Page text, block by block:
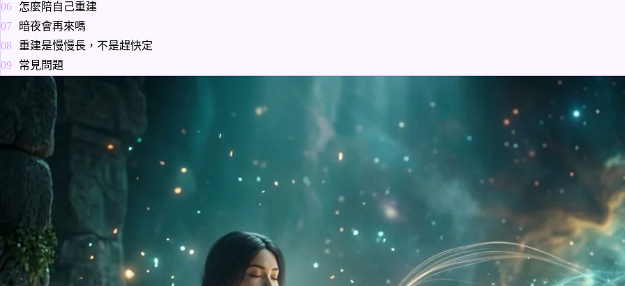
怎麼陪自己重建
暗夜會再來嗎
重建是慢慢長，不是趕快定
常見問題